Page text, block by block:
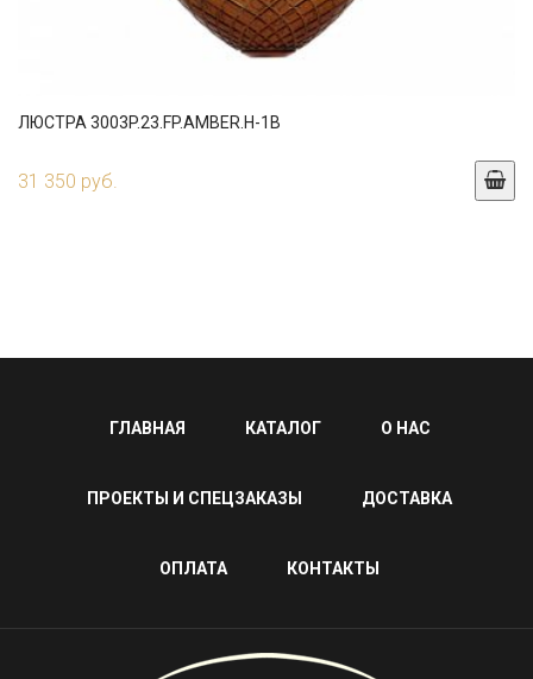
ЛЮСТРА 3003P.23.FP.AMBER.H-1B
31 350 руб.
ГЛАВНАЯ КАТАЛОГ О НАС
ПРОЕКТЫ И СПЕЦЗАКАЗЫ ДОСТАВКА
ОПЛАТА КОНТАКТЫ